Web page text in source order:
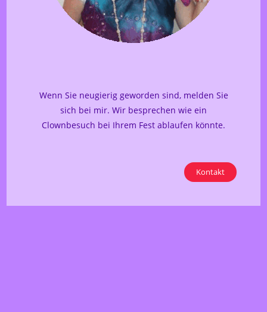
Wenn Sie neugierig geworden sind, melden Sie
sich bei mir. Wir besprechen wie ein
Clownbesuch bei Ihrem Fest ablaufen könnte.
Kontakt